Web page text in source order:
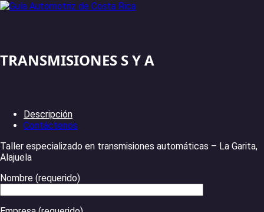
TRANSMISIONES S Y A
Descripción
Contáctenos
Taller especializado en transmisiones automáticas – La Garita,
Alajuela
Nombre (requerido)